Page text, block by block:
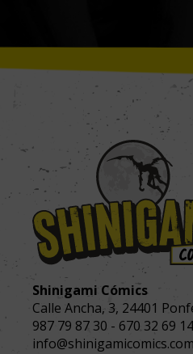
Shinigami Cómics
Calle Ancha, 3, 24401
987 79 87 30 - 670 32 69 14
info@shinigamicomics.com